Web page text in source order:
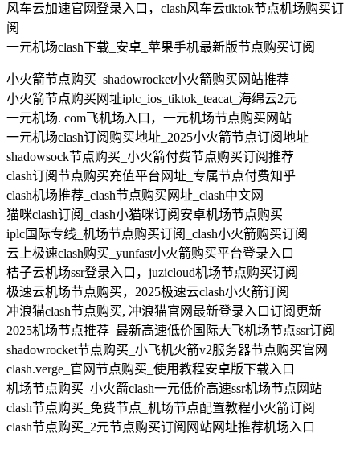
风车云加速官网登录入口，clash风车云tiktok节点机场购买订
阅
一元机场clash下载_安卓_苹果手机最新版节点购买订阅
小火箭节点购买_shadowrocket小火箭购买网站推荐
小火箭节点购买网址iplc_ios_tiktok_teacat_海绵云2元
一元机场. com飞机场入口，一元机场节点购买网站
一元机场clash订阅购买地址_2025小火箭节点订阅地址
shadowsock节点购买_小火箭付费节点购买订阅推荐
clash订阅节点购买充值平台网址_专属节点付费知乎
clash机场推荐_clash节点购买网址_clash中文网
猫咪clash订阅_clash小猫咪订阅安卓机场节点购买
iplc国际专线_机场节点购买订阅_clash小火箭购买订阅
云上极速clash购买_yunfast小火箭购买平台登录入口
桔子云机场ssr登录入口，juzicloud机场节点购买订阅
极速云机场节点购买，2025极速云clash小火箭订阅
冲浪猫clash节点购买, 冲浪猫官网最新登录入口订阅更新
2025机场节点推荐_最新高速低价国际大飞机场节点ssr订阅
shadowrocket节点购买_小飞机火箭v2服务器节点购买官网
clash.verge_官网节点购买_使用教程安卓版下载入口
机场节点购买_小火箭clash一元低价高速ssr机场节点网站
clash节点购买_免费节点_机场节点配置教程小火箭订阅
clash节点购买_2元节点购买订阅网站网址推荐机场入口